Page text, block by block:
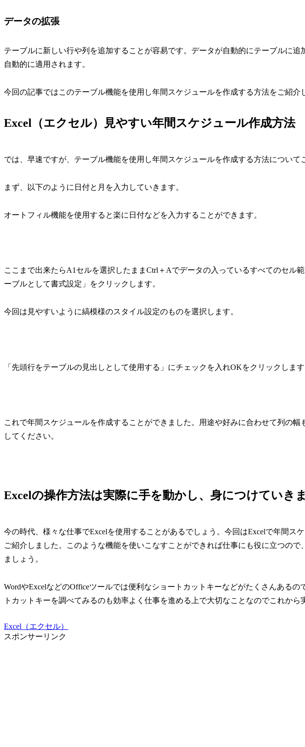
データの拡張
テーブルに新しい行や列を追加することが容易です。データが自動的にテーブルに追
自動的に適用されます。
今回の記事ではこのテーブル機能を使用し年間スケジュールを作成する方法をご紹介
Excel（エクセル）見やすい年間スケジュール作成方法
では、早速ですが、テーブル機能を使用し年間スケジュールを作成する方法について
まず、以下のように日付と月を入力していきます。
オートフィル機能を使用すると楽に日付などを入力することができます。
ここまで出来たらA1セルを選択したままCtrl＋Aでデータの入っているすべてのセル
ーブルとして書式設定」をクリックします。
今回は見やすいように縞模様のスタイル設定のものを選択します。
「先頭行をテーブルの見出しとして使用する」にチェックを入れOKをクリックします
これで年間スケジュールを作成することができました。用途や好みに合わせて列の幅
してください。
Excelの操作方法は実際に手を動かし、身につけていき
今の時代、様々な仕事でExcelを使用することがあるでしょう。今回はExcelで年間ス
ご紹介しました。このような機能を使いこなすことができれば仕事にも役に立つので
ましょう。
WordやExcelなどのOfficeツールでは便利なショートカットキーなどがたくさんあるの
トカットキーを調べてみるのも効率よく仕事を進める上で大切なことなのでこれから
Excel（エクセル）
スポンサーリンク